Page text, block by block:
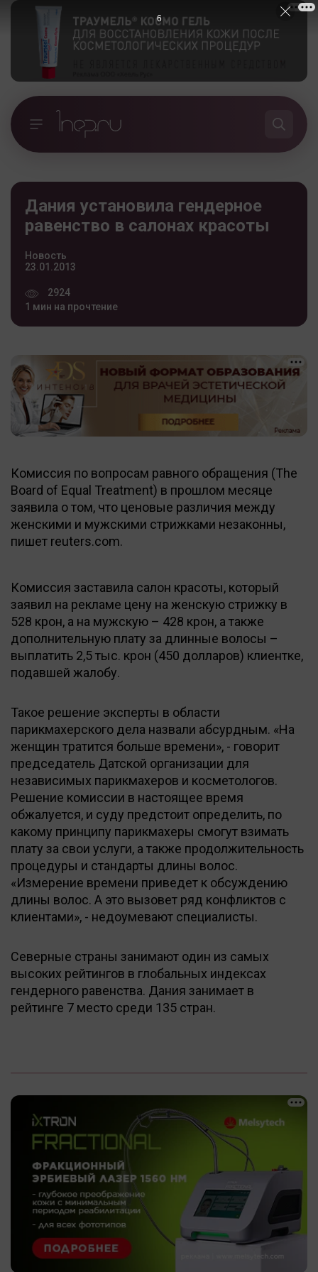
Дания установила гендерное
равенство в салонах красоты
Новость
23.01.2013
2924
1 мин на прочтение
Комиссия по вопросам равного обращения (The
Board of Equal Treatment) в прошлом месяце
заявила о том, что ценовые различия между
женскими и мужскими стрижками незаконны,
пишет reuters.com.
Комиссия заставила салон красоты, который
заявил на рекламе цену на женскую стрижку в
528 крон, а на мужскую – 428 крон, а также
дополнительную плату за длинные волосы –
выплатить 2,5 тыс. крон (450 долларов) клиентке,
подавшей жалобу.
Такое решение эксперты в области
парикмахерского дела назвали абсурдным. «На
женщин тратится больше времени», - говорит
председатель Датской организации для
независимых парикмахеров и косметологов.
Решение комиссии в настоящее время
обжалуется, и суду предстоит определить, по
какому принципу парикмахеры смогут взимать
плату за свои услуги, а также продолжительность
процедуры и стандарты длины волос.
«Измерение времени приведет к обсуждению
длины волос. А это вызовет ряд конфликтов с
клиентами», - недоумевают специалисты.
Северные страны занимают один из самых
высоких рейтингов в глобальных индексах
гендерного равенства. Дания занимает в
рейтинге 7 место среди 135 стран.
5